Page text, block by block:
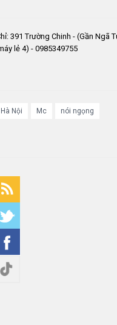
391 Trường Chinh - (Gần Ngã
lẻ 4) - 0985349755
Hà Nội Mc nói ngọng